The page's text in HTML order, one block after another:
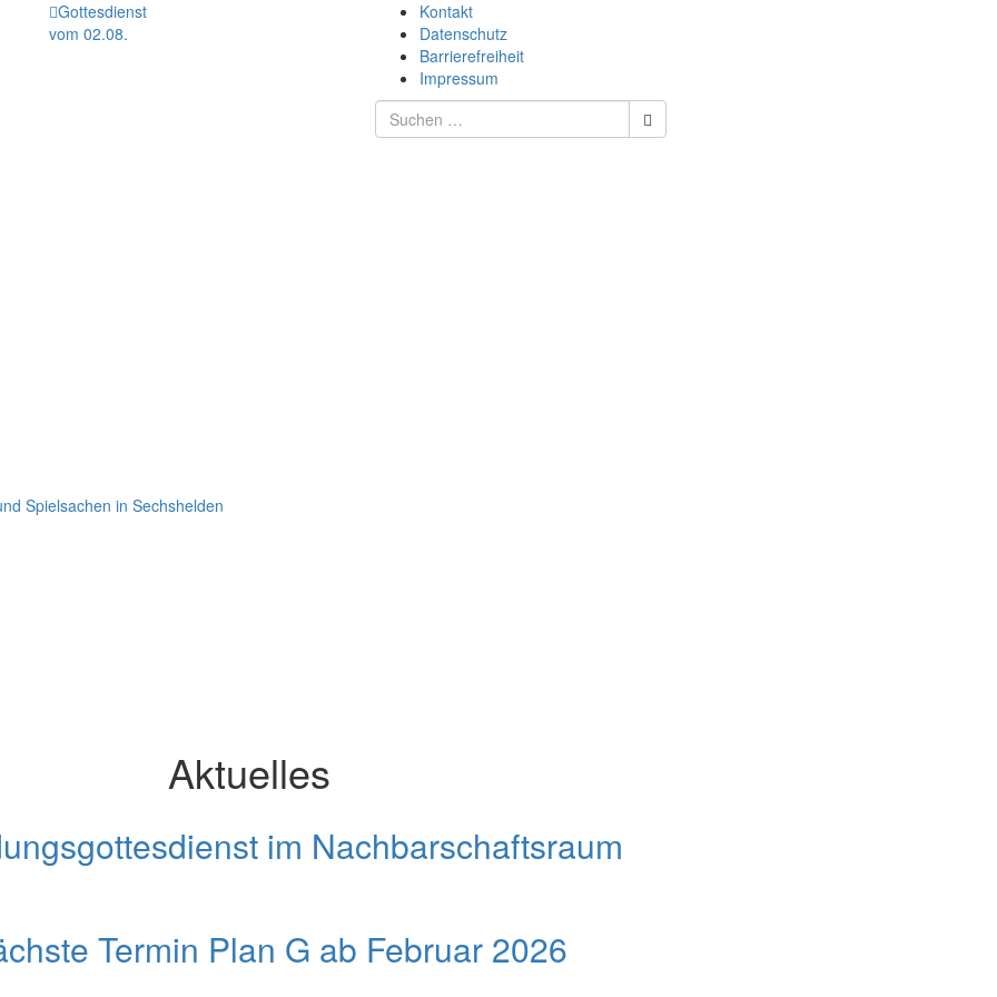
Gottesdienst
vom 02.08.
Kontakt
Datenschutz
Barrierefreiheit
Impressum
Spielsachen in Sechshelden
Aktuelles
im Nachbarschaftsraum
Termin Plan G ab Februar 2026